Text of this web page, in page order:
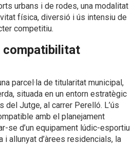
urbans i de rodes, una modalitat
física, diversió i ús intensiu de
competitiu.
compatibilitat
parcel·la de titularitat municipal,
situada en un entorn estratègic
Jutge, al carrer Perelló. L’ús
amb el planejament
se d’un equipament lúdic-esportiu
i allunyat d’àrees residencials, la